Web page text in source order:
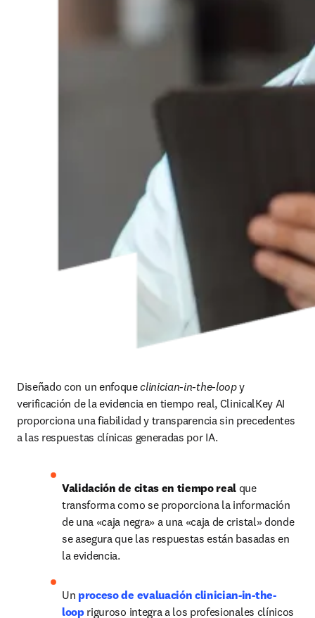
Diseñado con un enfoque clinician-in-the-loop y
verificación de la evidencia en tiempo real, ClinicalKey AI
proporciona una fiabilidad y transparencia sin precedentes
a las respuestas clínicas generadas por IA.
Validación de citas en tiempo real que
transforma como se proporciona la información
de una «caja negra» a una «caja de cristal» donde
se asegura que las respuestas están basadas en
la evidencia.
Un proceso de evaluación clinician-in-the-
loop riguroso integra a los profesionales clínicos